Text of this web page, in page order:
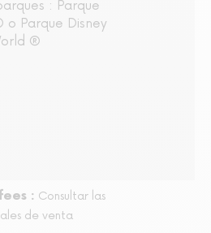
: Parque
o Parque Disney
®
: Consultar las
de venta